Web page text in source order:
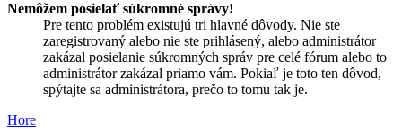
Nemôžem posielať súkromné správy!
Pre tento problém existujú tri hlavné dôvody. Nie ste
zaregistrovaný alebo nie ste prihlásený, alebo administrátor
zakázal posielanie súkromných správ pre celé fórum alebo to
administrátor zakázal priamo vám. Pokiaľ je toto ten dôvod,
spýtajte sa administrátora, prečo to tomu tak je.
Hore